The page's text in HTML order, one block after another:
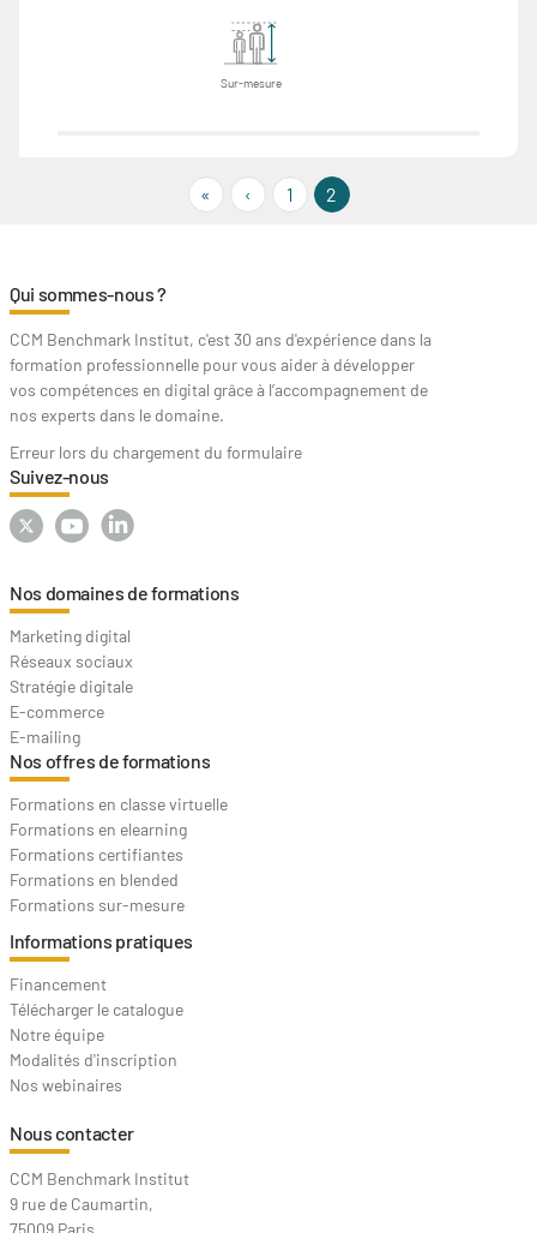
Sur-mesure
« « First
‹ ‹‹ 1 2
Qui sommes-nous ?
CCM Benchmark Institut, c'est 30 ans d'expérience dans la
formation professionnelle pour vous aider à développer
vos compétences en digital grâce à l’accompagnement de
nos experts dans le domaine.
Erreur lors du chargement du formulaire
Suivez-nous
Nos domaines de formations
Marketing digital
Réseaux sociaux
Stratégie digitale
E-commerce
E-mailing
Nos offres de formations
Formations en classe virtuelle
Formations en elearning
Formations certifiantes
Formations en blended
Formations sur-mesure
Informations pratiques
Financement
Télécharger le catalogue
Notre équipe
Modalités d'inscription
Nos webinaires
Nous contacter
CCM Benchmark Institut
9 rue de Caumartin,
75009 Paris